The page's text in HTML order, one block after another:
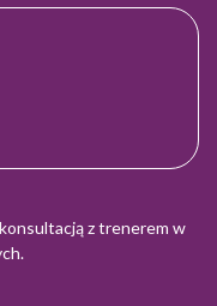
z trenerem w